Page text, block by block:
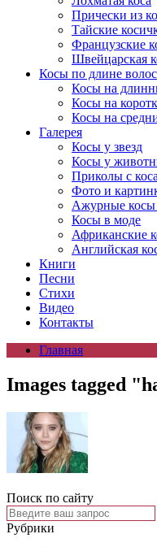
Прически из
Тайские
Французские
Швейцарская
Косы по длине волос
Косы на
Косы на
Косы на
Галерея
Косы у звезд
Косы у
Приколы с
Фото и
Ажурные косы
Косы в моде
Африканские
Английская
Книги
Песни
Cтихи
Видео
Контакты
Главная
Images tagged
Поиск по сайту
Рубрики